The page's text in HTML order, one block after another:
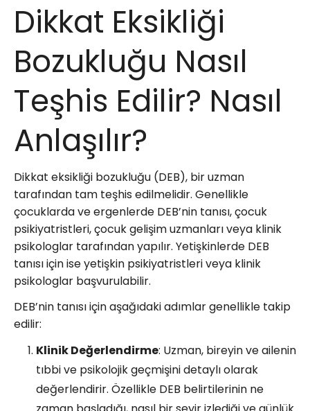
Dikkat Eksikliği
Bozukluğu Nasıl
Teşhis Edilir? Nasıl
Anlaşılır?
Dikkat eksikliği bozukluğu (DEB), bir uzman
tarafından tam teşhis edilmelidir. Genellikle
çocuklarda ve ergenlerde DEB’nin tanısı, çocuk
psikiyatristleri, çocuk gelişim uzmanları veya klinik
psikologlar tarafından yapılır. Yetişkinlerde DEB
tanısı için ise yetişkin psikiyatristleri veya klinik
psikologlar başvurulabilir.
DEB’nin tanısı için aşağıdaki adımlar genellikle takip
edilir:
Klinik Değerlendirme: Uzman, bireyin ve ailenin
tıbbi ve psikolojik geçmişini detaylı olarak
değerlendirir. Özellikle DEB belirtilerinin ne